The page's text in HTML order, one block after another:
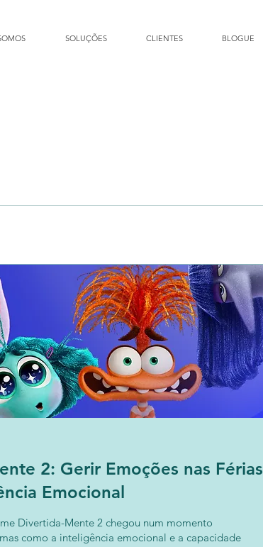
SOLUÇÕES CLIENTES BLOGUE
2: Gerir Emoções nas Férias
Emocional
Mente 2 chegou num momento
a inteligência emocional e a capacidade